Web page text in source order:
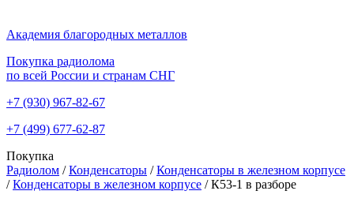
Академия благородных металлов
Покупка радиолома
по всей России и странам СНГ
+7 (930) 967-82-67
+7 (499) 677-62-87
Покупка
Радиолом / Конденсаторы / Конденсаторы в железном корпусе
/ Конденсаторы в железном корпусе / К53-1 в разборе